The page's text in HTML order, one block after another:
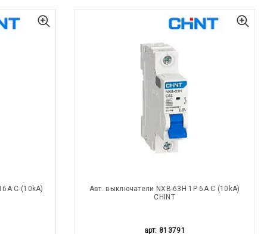
С (10kA)
Авт. выключатели NXB-63H 1P 6A С (10kA)
CHINT
арт: 813791